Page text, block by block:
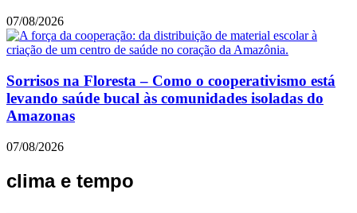
07/08/2026
Sorrisos na Floresta – Como o cooperativismo está
levando saúde bucal às comunidades isoladas do
Amazonas
07/08/2026
clima e tempo